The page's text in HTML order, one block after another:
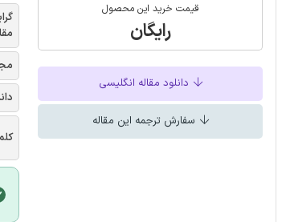
قیمت خرید این محصول
رایگان
دانلود مقاله انگلیسی
سفارش ترجمه این مقاله